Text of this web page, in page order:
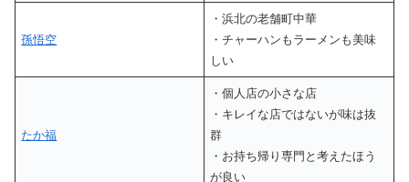
孫悟空
・浜北の老舗町中華
・チャーハンもラーメンも美味
しい
たか福
・個人店の小さな店
・キレイな店ではないが味は抜
群
・お持ち帰り専門と考えたほう
が良い